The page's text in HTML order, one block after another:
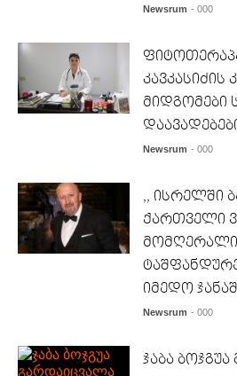
Newsrum - 000
მიდგომები
Newsrum - 000
,, ისრელში
ქართველი
იმედო
Newsrum - 000
ჯაბა